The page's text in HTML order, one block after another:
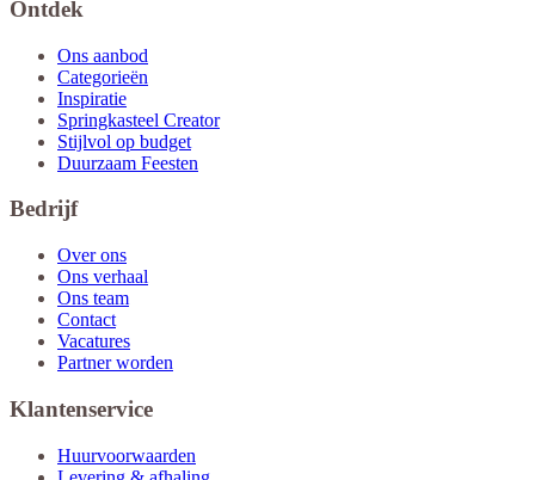
Ontdek
Ons aanbod
Categorieën
Inspiratie
Springkasteel Creator
Stijlvol op budget
Duurzaam Feesten
Bedrijf
Over ons
Ons verhaal
Ons team
Contact
Vacatures
Partner worden
Klantenservice
Huurvoorwaarden